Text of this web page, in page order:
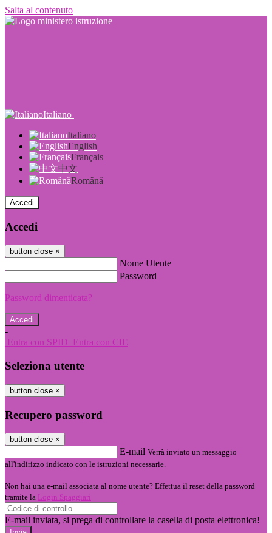
Salta al contenuto
Italiano
Italiano
English
Français
中文
Română
Accedi
Accedi
button close ×
Nome Utente
Password
Password dimenticata?
-
Entra con SPID Entra con CIE
Seleziona utente
button close ×
Recupero password
button close ×
E-mail Verrà inviato un messaggio
all'indirizzo indicato con le istruzioni necessarie.
Non hai una e-mail associata al nome utente? Effettua il reset della password
tramite la Login Spaggiari
E-mail inviata, si prega di controllare la casella di posta elettronica!